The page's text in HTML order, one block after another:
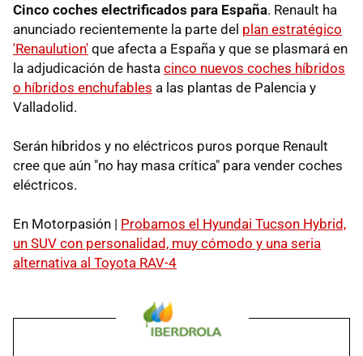
Cinco coches electrificados para España. Renault ha
anunciado recientemente la parte del plan estratégico
'Renaulution' que afecta a España y que se plasmará en
la adjudicación de hasta cinco nuevos coches híbridos
o híbridos enchufables a las plantas de Palencia y
Valladolid.
Serán híbridos y no eléctricos puros porque Renault
cree que aún "no hay masa crítica" para vender coches
eléctricos.
En Motorpasión | Probamos el Hyundai Tucson Hybrid,
un SUV con personalidad, muy cómodo y una seria
alternativa al Toyota RAV-4